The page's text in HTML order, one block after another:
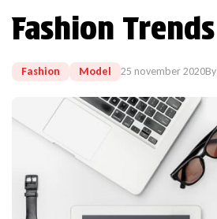
Fashion Trends
Fashion Model 25 november 2020By